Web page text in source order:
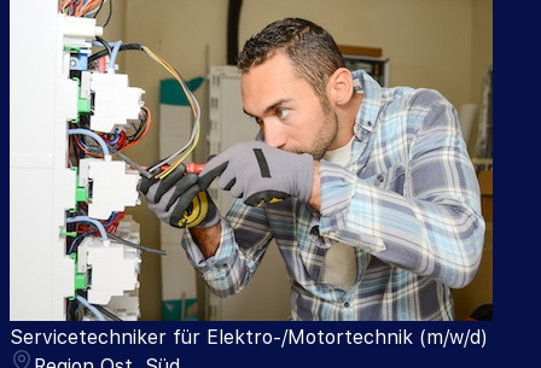
Servicetechniker für Elektro-/Motortechnik (m/w/d)